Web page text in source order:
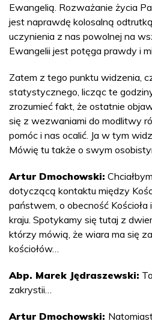
Ewangelią. Rozważanie życia
jest naprawdę kolosalną
uczynienia z nas powolnej na
Ewangelii jest potęga prawdy i
Zatem z tego punktu widzenia,
statystycznego, licząc te
zrozumieć fakt, że ostatnie
się z wezwaniami do modlitwy
pomóc i nas ocalić. Ja w tym
Mówię tu także o swym
Artur Dmochowski:
dotyczącą kontaktu między
państwem, o obecność Kościoła
kraju. Spotykamy się tutaj z
którzy mówią, że wiara ma się
kościołów…
Abp. Marek Jędraszewski:
zakrystii…
Artur Dmochowski: